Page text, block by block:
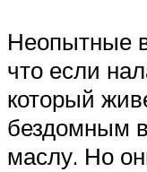
Неопытные
что если
который
бездомным
маслу. Но